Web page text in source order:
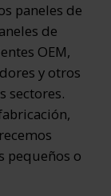
paneles de
de
OEM,
y otros
sectores.
pequeños o